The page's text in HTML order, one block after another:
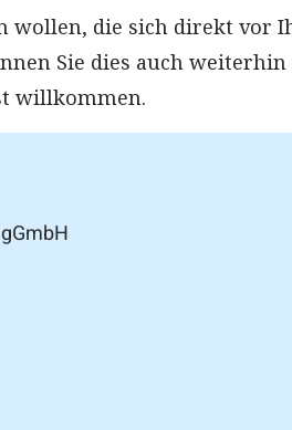
wollen, die sich direkt vor
Sie dies auch weiterhin
willkommen.